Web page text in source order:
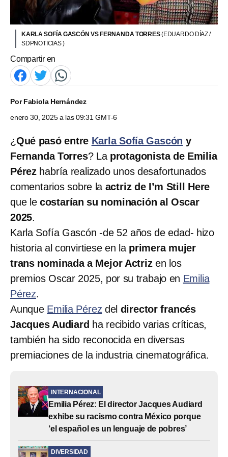
KARLA SOFÍA GASCÓN VS FERNANDA TORRES(EDUARDO DÍAZ /
SDPNOTICIAS )
Compartir en
PorFabiola Hernández
enero 30, 2025 a las 09:31 GMT-6
¿Qué pasó entre Karla Sofía Gascón y
Fernanda Torres? La protagonista de Emilia
Pérez habría realizado unos desafortunados
comentarios sobre la actriz de I’m Still Here
que le costarían su nominación al Oscar
2025.
Karla Sofía Gascón -de 52 años de edad- hizo
historia al convirtiese en la primera mujer
trans nominada a Mejor Actrizen los
premios Oscar 2025, por su trabajo en Emilia
Pérez.
Aunque Emilia Pérez del director francés
Jacques Audiard ha recibido varias críticas,
también ha sido reconocida en diversas
premiaciones de la industria cinematográfica.
INTERNACIONAL
Emilia Pérez: El director Jacques Audiard
exhibe su racismo contra México porque
‘el español es un lenguaje de pobres’
DIVERSIDAD